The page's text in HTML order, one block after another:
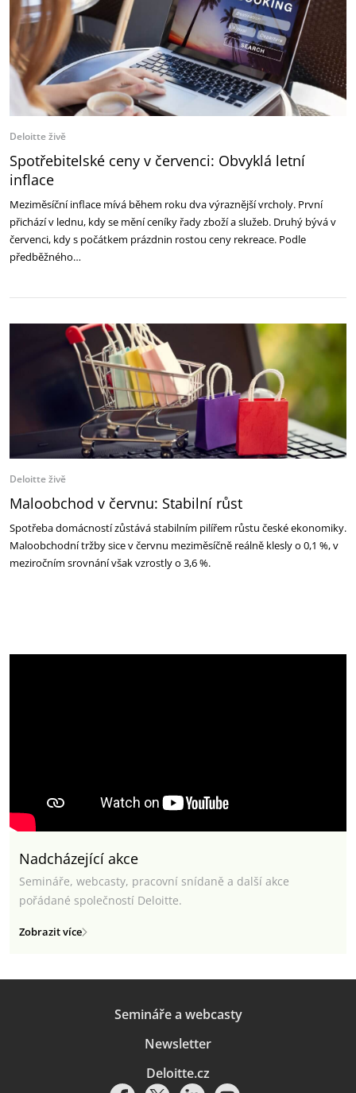
Deloitte živě
Spotřebitelské ceny v červenci: Obvyklá letní
inflace
Meziměsíční inflace mívá během roku dva výraznější vrcholy. První
přichází v lednu, kdy se mění ceníky řady zboží a služeb. Druhý bývá v
červenci, kdy s počátkem prázdnin rostou ceny rekreace. Podle
předběžného…
Deloitte živě
Maloobchod v červnu: Stabilní růst
Spotřeba domácností zůstává stabilním pilířem růstu české ekonomiky.
Maloobchodní tržby sice v červnu meziměsíčně reálně klesly o 0,1 %, v
meziročním srovnání však vzrostly o 3,6 %.
Nadcházející akce
Semináře, webcasty, pracovní snídaně a další akce
pořádané společností Deloitte.
Zobrazit více
Semináře a webcasty
Newsletter
Deloitte.cz